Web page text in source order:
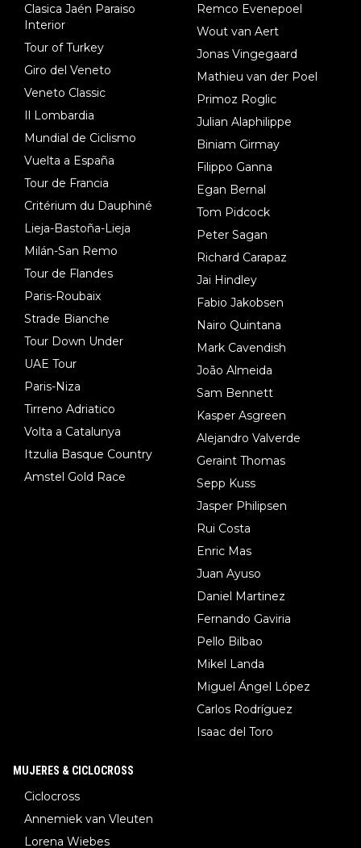
Clasica Jaén Paraiso
Interior
Tour of Turkey
Giro del Veneto
Veneto Classic
Il Lombardia
Mundial de Ciclismo
Vuelta a España
Tour de Francia
Critérium du Dauphiné
Lieja-Bastoña-Lieja
Milán-San Remo
Tour de Flandes
Paris-Roubaix
Strade Bianche
Tour Down Under
UAE Tour
Paris-Niza
Tirreno Adriatico
Volta a Catalunya
Itzulia Basque Country
Amstel Gold Race
Remco Evenepoel
Wout van Aert
Jonas Vingegaard
Mathieu van der Poel
Primoz Roglic
Julian Alaphilippe
Biniam Girmay
Filippo Ganna
Egan Bernal
Tom Pidcock
Peter Sagan
Richard Carapaz
Jai Hindley
Fabio Jakobsen
Nairo Quintana
Mark Cavendish
João Almeida
Sam Bennett
Kasper Asgreen
Alejandro Valverde
Geraint Thomas
Sepp Kuss
Jasper Philipsen
Rui Costa
Enric Mas
Juan Ayuso
Daniel Martinez
Fernando Gaviria
Pello Bilbao
Mikel Landa
Miguel Ángel López
Carlos Rodríguez
Isaac del Toro
MUJERES & CICLOCROSS
Ciclocross
Annemiek van Vleuten
Lorena Wiebes